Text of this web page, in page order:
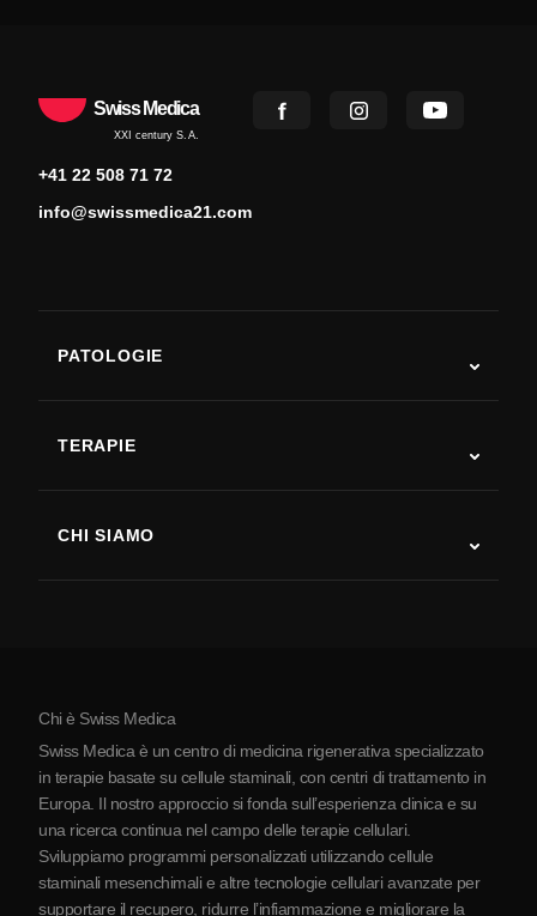
Swiss Medica
XXI century S.A.
+41 22 508 71 72
info@swissmedica21.com
PATOLOGIE
Malattia di Parkinson
Artrite
TERAPIE
CHI SIAMO
La Serbia
Partnership
Chi è Swiss Medica
Swiss Medica è un centro di medicina rigenerativa specializzato
in terapie basate su cellule staminali, con centri di trattamento in
Europa. Il nostro approccio si fonda sull’esperienza clinica e su
una ricerca continua nel campo delle terapie cellulari.
Sviluppiamo programmi personalizzati utilizzando cellule
staminali mesenchimali e altre tecnologie cellulari avanzate per
supportare il recupero, ridurre l’infiammazione e migliorare la